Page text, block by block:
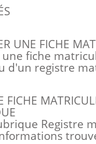
UNE FICHE
fiche
d'un registre
FICHE
Registre